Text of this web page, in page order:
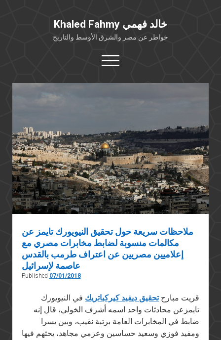
Khaled Fahmy خالد فهمي
خواطر عن مصر والشرق الأوسط والتاريخ
open
menu
twitterfacebook
كتابات أكاديمية
مقالات صحافية
بوستات من فيسبوك
مقابلات في الإعلام
Languages
ملاحظات سريعة حول تحقيق النيويورك تايمز عن
مكالمات منسوبة لضابط مخابرات مصري مع
إعلاميين مصريين عن اعتراف طرمب بالقدس
عاصمة لإسرائيل
Published 07/01/2018
قريت مبارحتحقيق ديفيد كيركباتريك في النيويورك
تايمزعن محادثات واحد اسمه أشرف الخولي، قال إنه
ضابط في المخابرات العامة برتبة نقيب، وبين يسرا
ومفيد فوزي وسعيد حساسين وعزمي مجاهد، يحثهم فيها